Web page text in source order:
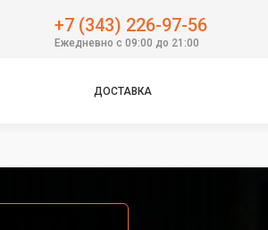
+7 (343) 226-97-56
Ежедневно с 09:00 до 21:00
ДОСТАВКА